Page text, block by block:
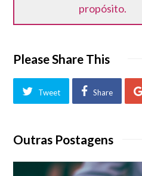
propósito.
Please Share This
Tweet Share
Outras Postagens